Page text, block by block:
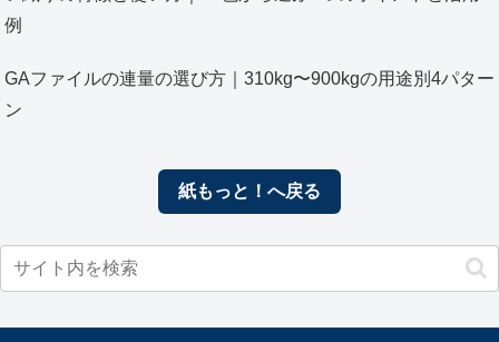
例
GAファイルの連量の選び方｜310kg〜900kgの用途別4パター
ン
紙もっと！へ戻る